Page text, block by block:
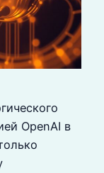
OpenAI в